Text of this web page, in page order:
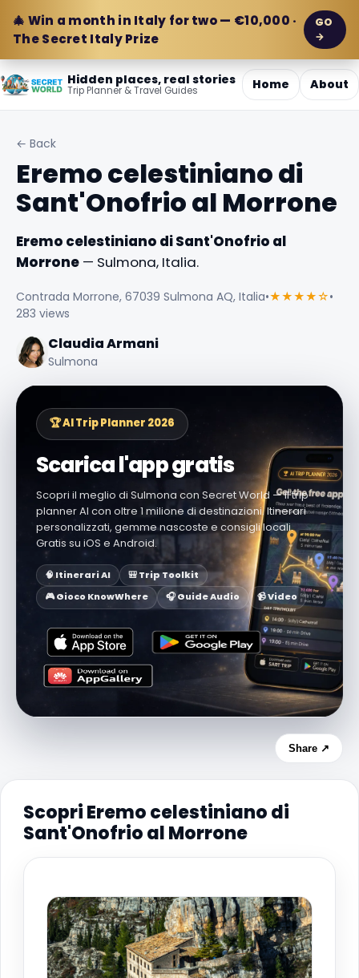
🎄 Win a month in Italy for two — €10,000 ·
The Secret Italy Prize
GO
→
Hidden places, real stories
Trip Planner & Travel Guides Home About
← Back
Eremo celestiniano di
Sant'Onofrio al Morrone
Eremo celestiniano di Sant'Onofrio al
Morrone — Sulmona, Italia.
Contrada Morrone, 67039 Sulmona AQ, Italia•★★★★☆•
283 views
Claudia Armani
Sulmona
🏆 AI Trip Planner 2026
Scarica l'app gratis
Scopri il meglio di Sulmona con Secret World — il trip
planner AI con oltre 1 milione di destinazioni. Itinerari
personalizzati, gemme nascoste e consigli locali.
Gratis su iOS e Android.
🧠 Itinerari AI
🎒 Trip Toolkit
🎮 Gioco KnowWhere
🎧 Guide Audio 📹 Video
Share ↗
Scopri Eremo celestiniano di
Sant'Onofrio al Morrone